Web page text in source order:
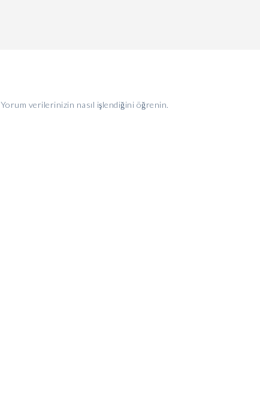
Yorum verilerinizin nasıl işlendiğini öğrenin.